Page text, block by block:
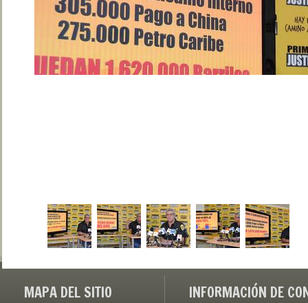
MAPA DEL SITIO INFORMACIÓN DE